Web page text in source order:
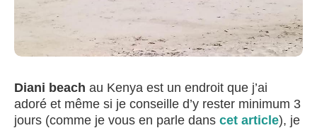
Diani beach au Kenya est un endroit que j’ai
adoré et même si je conseille d’y rester minimum 3
jours (comme je vous en parle dans cet article), je